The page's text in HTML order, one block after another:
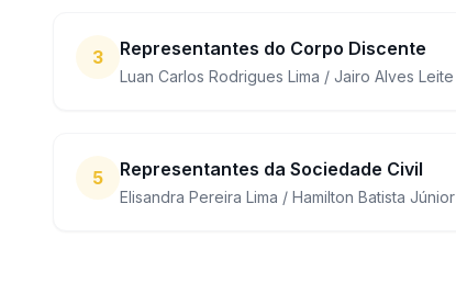
3 Representantes do Corpo Discente
Luan Carlos Rodrigues Lima / Jairo Alves Leite
5 Representantes da Sociedade Civil
Elisandra Pereira Lima / Hamilton Batista Júnior